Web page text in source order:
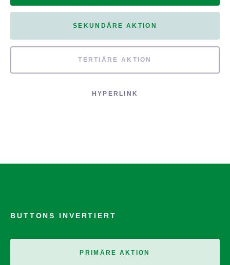
SEKUNDÄRE AKTION
TERTIÄRE AKTION
HYPERLINK
BUTTONS INVERTIERT
PRIMÄRE AKTION